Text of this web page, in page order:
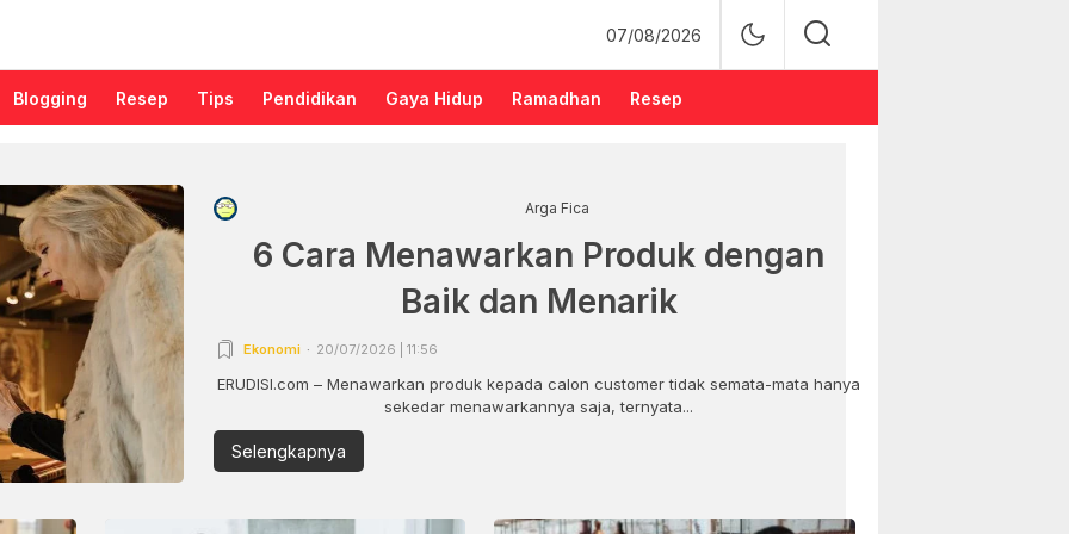
07/08/2026
Blogging Resep Tips Pendidikan Gaya Hidup Ramadhan Resep
Arga Fica
6 Cara Menawarkan Produk dengan
Baik dan Menarik
Ekonomi 20/07/2026 | 11:56
ERUDISI.com – Menawarkan produk kepada calon customer tidak semata-mata hanya
sekedar menawarkannya saja, ternyata...
Selengkapnya